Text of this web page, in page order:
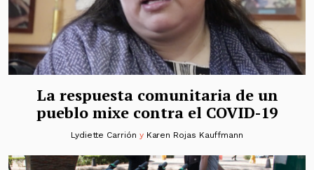
La respuesta comunitaria de un
pueblo mixe contra el COVID-19
Lydiette Carrión y Karen Rojas Kauffmann